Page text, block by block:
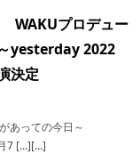
WAKUプロデュー
yesterday 2022
決定
あっての今日～
7 […][…]